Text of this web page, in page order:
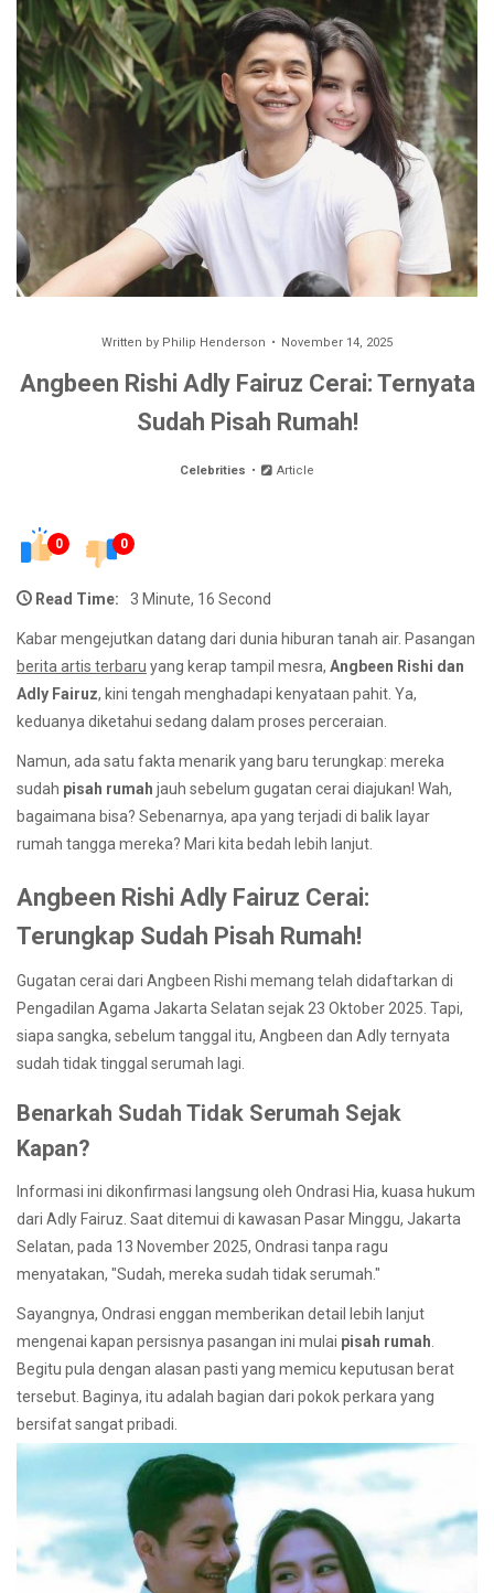
Written by Philip Henderson November 14, 2025
Angbeen Rishi Adly Fairuz Cerai: Ternyata
Sudah Pisah Rumah!
Celebrities Article
0 0
Read Time: 3 Minute, 16 Second
Kabar mengejutkan datang dari dunia hiburan tanah air. Pasangan
berita artis terbaru yang kerap tampil mesra, Angbeen Rishi dan
Adly Fairuz, kini tengah menghadapi kenyataan pahit. Ya,
keduanya diketahui sedang dalam proses perceraian.
Namun, ada satu fakta menarik yang baru terungkap: mereka
sudah pisah rumah jauh sebelum gugatan cerai diajukan! Wah,
bagaimana bisa? Sebenarnya, apa yang terjadi di balik layar
rumah tangga mereka? Mari kita bedah lebih lanjut.
Angbeen Rishi Adly Fairuz Cerai:
Terungkap Sudah Pisah Rumah!
Gugatan cerai dari Angbeen Rishi memang telah didaftarkan di
Pengadilan Agama Jakarta Selatan sejak 23 Oktober 2025. Tapi,
siapa sangka, sebelum tanggal itu, Angbeen dan Adly ternyata
sudah tidak tinggal serumah lagi.
Benarkah Sudah Tidak Serumah Sejak
Kapan?
Informasi ini dikonfirmasi langsung oleh Ondrasi Hia, kuasa hukum
dari Adly Fairuz. Saat ditemui di kawasan Pasar Minggu, Jakarta
Selatan, pada 13 November 2025, Ondrasi tanpa ragu
menyatakan, "Sudah, mereka sudah tidak serumah."
Sayangnya, Ondrasi enggan memberikan detail lebih lanjut
mengenai kapan persisnya pasangan ini mulai pisah rumah
Begitu pula dengan alasan pasti yang memicu keputusan berat
tersebut. Baginya, itu adalah bagian dari pokok perkara yang
bersifat sangat pribadi.